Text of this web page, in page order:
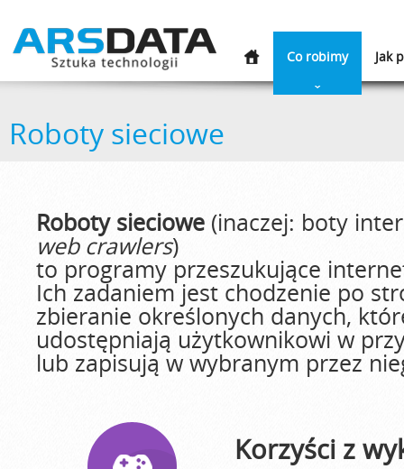
Co robimy Jak
Roboty sieciowe
Roboty sieciowe (inaczej: boty
web crawlers)
to programy przeszukujące
Ich zadaniem jest chodzenie po
zbieranie określonych danych,
udostępniają użytkownikowi w
lub zapisują w wybranym przez
Korzyści z